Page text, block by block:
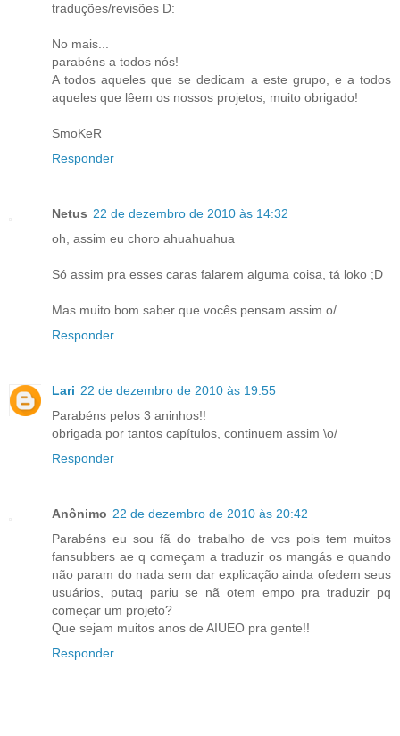
traduções/revisões D:
No mais...
parabéns a todos nós!
A todos aqueles que se dedicam a este grupo, e a todos
aqueles que lêem os nossos projetos, muito obrigado!
SmoKeR
Responder
Netus 22 de dezembro de 2010 às 14:32
oh, assim eu choro ahuahuahua
Só assim pra esses caras falarem alguma coisa, tá loko ;D
Mas muito bom saber que vocês pensam assim o/
Responder
Lari 22 de dezembro de 2010 às 19:55
Parabéns pelos 3 aninhos!!
obrigada por tantos capítulos, continuem assim \o/
Responder
Anônimo 22 de dezembro de 2010 às 20:42
Parabéns eu sou fã do trabalho de vcs pois tem muitos
fansubbers ae q começam a traduzir os mangás e quando
não param do nada sem dar explicação ainda ofedem seus
usuários, putaq pariu se nã otem empo pra traduzir pq
começar um projeto?
Que sejam muitos anos de AIUEO pra gente!!
Responder